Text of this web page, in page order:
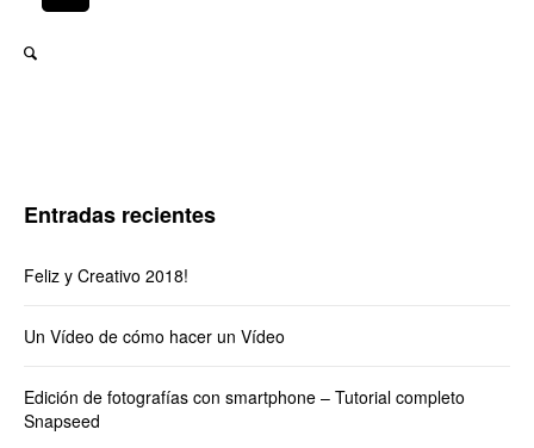
Entradas recientes
Feliz y Creativo 2018!
Un Vídeo de cómo hacer un Vídeo
Edición de fotografías con smartphone – Tutorial completo
Snapseed